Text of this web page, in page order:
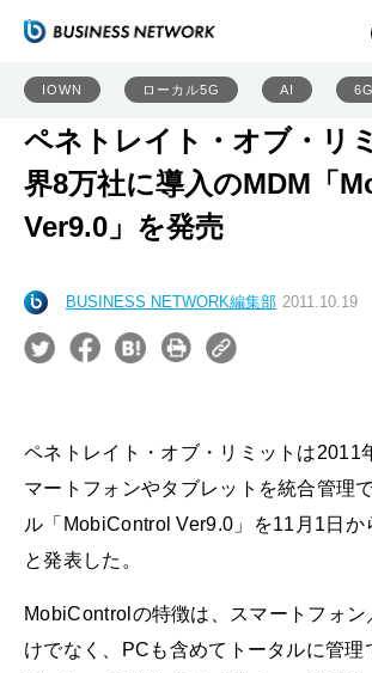
IOWN ローカル5G AI 6G
ペネトレイト・オブ・リ
界8万社に導入のMDM「
Ver9.0」を発売
BUSINESS NETWORK編集部 2011.10.19
ペネトレイト・オブ・リミットは2011
マートフォンやタブレットを統合管理
ル「MobiControl Ver9.0」を11月1日か
と発表した。
MobiControlの特徴は、スマートフォ
けでなく、PCも含めてトータルに管理